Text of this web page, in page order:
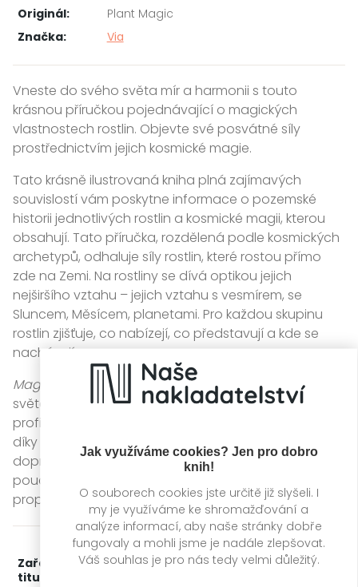
Jak využíváme cookies? Jen pro dobro
knih!
O souborech cookies jste určitě již slyšeli. I
my je využíváme ke shromažďování a
analýze informací, aby naše stránky dobře
fungovaly a mohli jsme je nadále zlepšovat.
Váš souhlas je pro nás tedy velmi důležitý.
Originál:
Plant Magic
Značka:
Via
Vneste do svého světa mír a harmonii s touto
krásnou příručkou pojednávající o magických
vlastnostech rostlin. Objevte své posvátné síly
prostřednictvím jejich kosmické magie.
Tato krásně ilustrovaná kniha plná zajímavých
souvislostí vám poskytne informace o pozemské
historii jednotlivých rostlin a kosmické magii, kterou
obsahují. Tato příručka, rozdělená podle kosmických
archetypů, odhaluje síly rostlin, které rostou přímo
zde na Zemi. Na rostliny se dívá optikou jejich
nejširšího vztahu – jejich vztahu s vesmírem, se
Sluncem, Měsícem, planetami. Pro každou skupinu
rostlin zjišťuje, co nabízejí, co představují a kde se
nacházejí.
Magie rostlin
nabízí příležitost hledat harmonii se
světem kolem vás a vesmírem nad vámi. Jednotlivé
profily pokrývají historii a souvislosti, které lze vytvořit
díky kosmické magii dané rostliny, a jsou
doprovázeny nádhernými ilustracemi, což z knihy činí
poučnou meditaci o silách, které nám rostliny
propůjčují.
Zařažení
titulu:
Kategorie >Odborné publikace‣Esoterika